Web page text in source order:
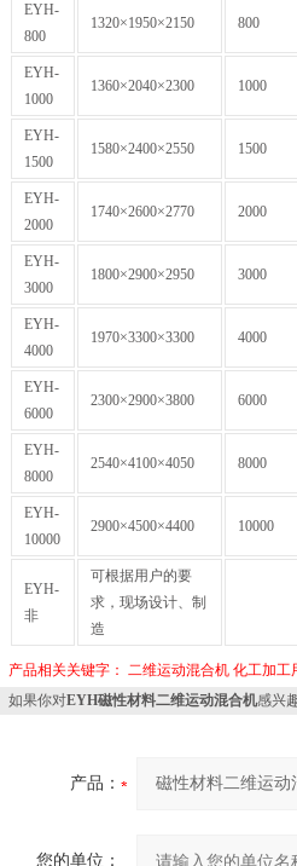
EYH-
800
1320×1950×2150 800
EYH-
1000
1360×2040×2300 1000
EYH-
1500
1580×2400×2550 1500
EYH-
2000
1740×2600×2770 2000
EYH-
3000
1800×2900×2950 3000
EYH-
4000
1970×3300×3300 4000
EYH-
6000
2300×2900×3800 6000
EYH-
8000
2540×4100×4050 8000
EYH-
10000
2900×4500×4400 10000
EYH-
非
可根据用户的要
求，现场设计、制
造
产品相关关键字： 二维运动混合机 化工加工
如果你对EYH磁性材料二维运动混合机感兴
产品：
您的单位：